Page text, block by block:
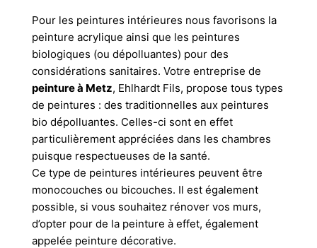
Pour les peintures intérieures nous favorisons la
peinture acrylique ainsi que les peintures
biologiques (ou dépolluantes) pour des
considérations sanitaires. Votre entreprise de
peinture à Metz, Ehlhardt Fils, propose tous types
de peintures : des traditionnelles aux peintures
bio dépolluantes. Celles-ci sont en effet
particulièrement appréciées dans les chambres
puisque respectueuses de la santé.
Ce type de peintures intérieures peuvent être
monocouches ou bicouches. Il est également
possible, si vous souhaitez rénover vos murs,
d’opter pour de la peinture à effet, également
appelée peinture décorative.